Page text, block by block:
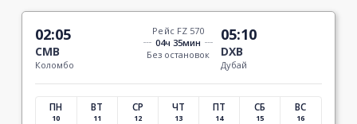
02:05
CMB
Коломбо
Рейс FZ 570
04ч 35мин
Без остановок
05:10
DXB
Дубай
ПН
10
ВТ
11
СР
12
ЧТ
13
ПТ
14
СБ
15
ВС
16